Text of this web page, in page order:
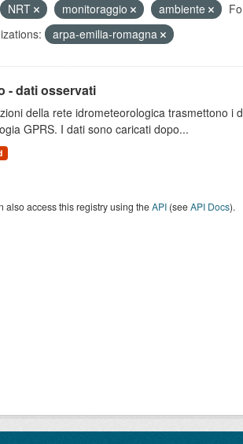
NRT monitoraggio ambiente
arpa-emilia-romagna
- dati osservati
della rete idrometeorologica trasmettono i
GPRS. I dati sono caricati dopo...
also access this registry using theAPI(seeAPI Docs).